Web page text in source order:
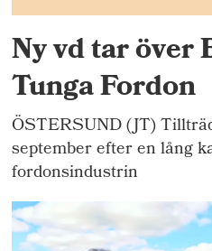
Ny vd tar över
Tunga Fordon
ÖSTERSUND (JT)
september efter en lång
fordonsindustrin